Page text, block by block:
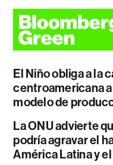
El Niño obliga a la
centroamericana
modelo de
La ONU advierte
podría agravar el
América Latina y